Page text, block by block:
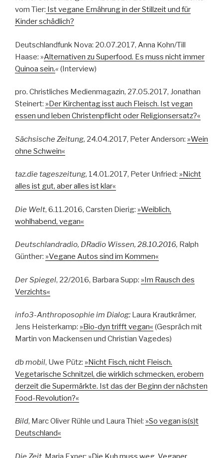
vom Tier: Ist vegane Ernährung in der Stillzeit und für
Kinder schädlich?
Deutschlandfunk Nova: 20.07.2017, Anna Kohn/Till
Haase: »Alternativen zu Superfood. Es muss nicht immer
Quinoa sein.« (Interview)
pro. Christliches Medienmagazin, 27.05.2017, Jonathan
Steinert: »Der Kirchentag isst auch Fleisch. Ist vegan
essen und leben Christenpflicht oder Religionsersatz?«
Sächsische Zeitung, 24.04.2017, Peter Anderson: »Wein
ohne Schwein«
taz.die tageszeitung, 14.01.2017, Peter Unfried: »Nicht
alles ist gut, aber alles ist klar«
Die Welt, 6.11.2016, Carsten Dierig: »Weiblich,
wohlhabend, vegan«
Deutschlandradio, DRadio Wissen, 28.10.2016, Ralph
Günther: »Vegane Autos sind im Kommen«
Der Spiegel, 22/2016, Barbara Supp: »Im Rausch des
Verzichts«
info3-Anthroposophie im Dialog: Laura Krautkrämer,
Jens Heisterkamp: »Bio-dyn trifft vegan« (Gespräch mit
Martin von Mackensen und Christian Vagedes)
db mobil, Uwe Pütz: »Nicht Fisch, nicht Fleisch.
Vegetarische Schnitzel, die wirklich schmecken, erobern
derzeit die Supermärkte. Ist das der Beginn der nächsten
Food-Revolution?«
Bild, Marc Oliver Rühle und Laura Thiel: »So vegan is(s)t
Deutschland«